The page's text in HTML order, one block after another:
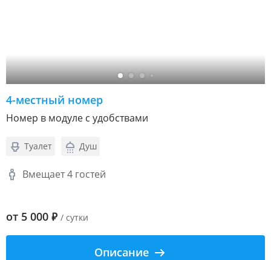
4-местный номер
Номер в модуле с удобствами
Туалет Душ
Вмещает 4 гостей
от 5 000 ₽ / сутки
Описание